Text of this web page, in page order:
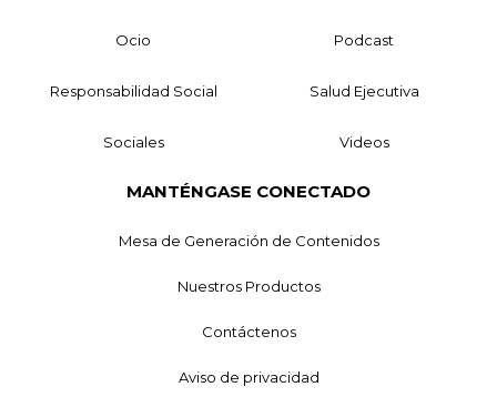
Ocio Podcast
Responsabilidad Social Salud Ejecutiva
Sociales Videos
MANTÉNGASE CONECTADO
Mesa de Generación de Contenidos
Nuestros Productos
Contáctenos
Aviso de privacidad